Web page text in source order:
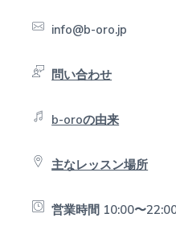
info@b-oro.jp
問い合わせ
b-oroの由来
主なレッスン場所
営業時間 10:00〜